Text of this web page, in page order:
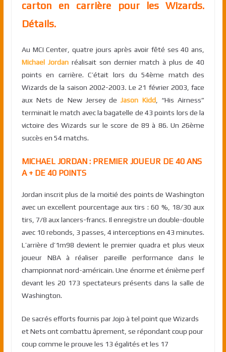
carton en carrière pour les Wizards.
Détails.
Au MCI Center, quatre jours après avoir fêté ses 40 ans,
Michael Jordanréalisait son dernier match à plus de 40
points en carrière. C’était lors du 54ème match des
Wizards de la saison 2002-2003.Le 21 février 2003, face
aux Nets de New Jersey deJason Kidd, “His Airness”
terminait le match avec la bagatelle de 43 points lors de la
victoire des Wizards sur le score de 89 à 86. Un 26ème
succès en 54 matchs.
MICHAEL JORDAN : PREMIER JOUEUR DE 40 ANS
A + DE 40 POINTS
Jordan inscrit plus de la moitié des points de Washington
avec un excellent pourcentage aux tirs : 60 %, 18/30 aux
tirs, 7/8 aux lancers-francs. Il enregistre un double-double
avec 10 rebonds, 3 passes, 4 interceptions en 43 minutes.
L’arrière d’1m98 devient le premier quadra et plus vieux
joueur NBA à réaliser pareille performance dansle
championnat nord-américain. Une énorme et énième perf
devant les 20 173 spectateurs présents dans la salle de
Washington.
De sacrés efforts fournis par Jojo à tel point que Wizards
et Nets ont combattu âprement, se répondant coup pour
coup comme le prouve les 13 égalités et les 17